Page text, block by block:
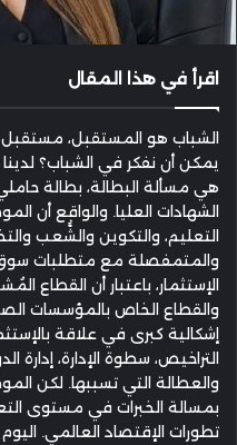
اقرأ في هذا المقال
الشباب هو المستقبل،
يمكن أن نفكر في الشباب؟
هي مسألة البطالة، بطالة
الشهادات العليا. والواقع أن
التعليم، والتكوين والشُّعب
والمتمفصلة مع متطلبات
الإستثمار، باعتبار أن
والقطاع الخاص بالمؤسسات
إشكالية كبرى في علاقة
التراخيص، سطوة الإدارة، إدارة
والعطالة التي تسببها. لكن
بمسالة الخبرات في مستوى
تطورات الإقتصاد العالمي.